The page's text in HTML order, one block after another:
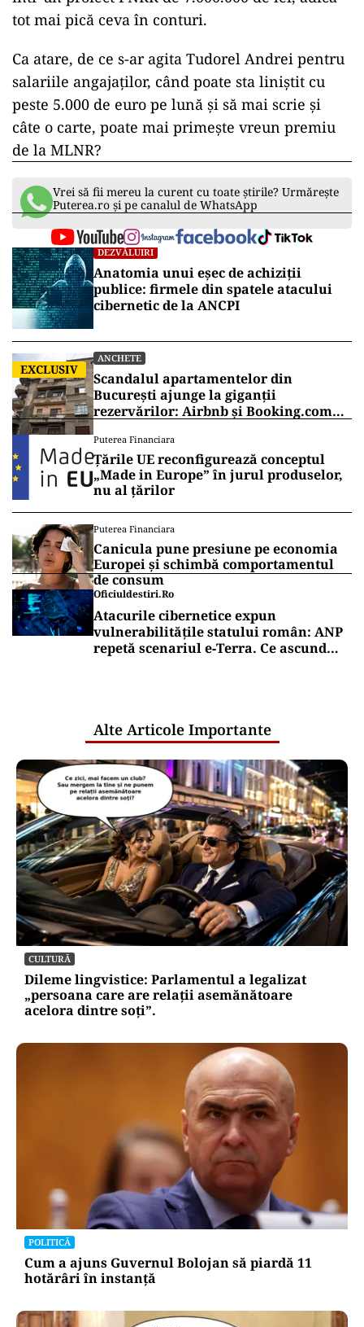
tot mai pică ceva în conturi.
Ca atare, de ce s-ar agita Tudorel Andrei pentru
salariile angajaților, când poate sta liniștit cu
peste 5.000 de euro pe lună și să mai scrie și
câte o carte, poate mai primește vreun premiu
de la MLNR?
Vrei să fii mereu la curent cu toate știrile? Urmărește
Puterea.ro și pe canalul de WhatsApp
DEZVĂLUIRI
Anatomia unui eșec de achiziții
publice: firmele din spatele atacului
cibernetic de la ANCPI
EXCLUSIV
ANCHETE
Scandalul apartamentelor din
București ajunge la giganții
rezervărilor: Airbnb și Booking.com
Puterea Financiara
Țările UE reconfigurează conceptul
„Made in Europe” în jurul produselor,
nu al țărilor
Puterea Financiara
Canicula pune presiune pe economia
Europei și schimbă comportamentul
de consum
Oficiuldestiri.ro
Atacurile cibernetice expun
vulnerabilitățile statului român: ANP
repetă scenariul e‑Terra. Ce ascund
Alte Articole Importante
CULTURĂ
Dileme lingvistice: Parlamentul a legalizat
„persoana care are relații asemănătoare
acelora dintre soți”.
POLITICĂ
Cum a ajuns Guvernul Bolojan să piardă 11
hotărâri în instanță